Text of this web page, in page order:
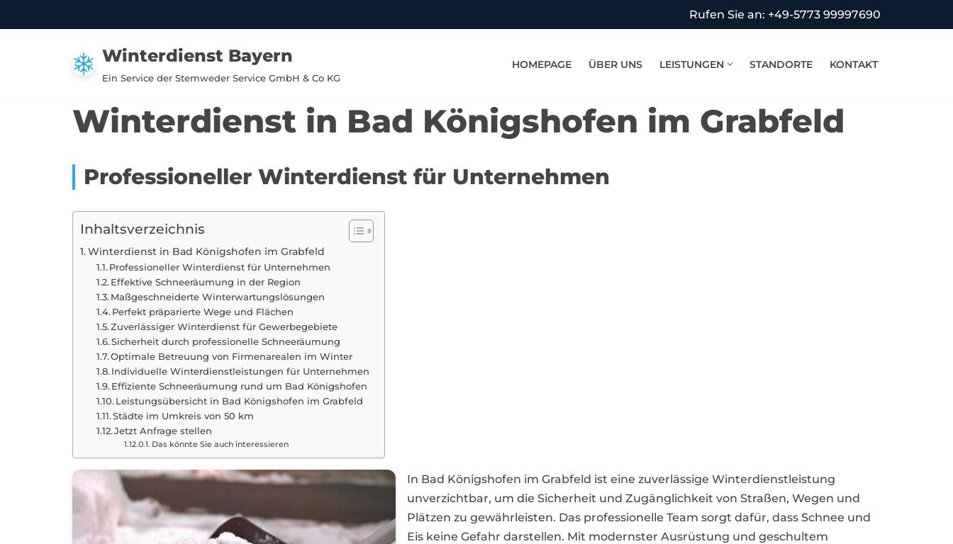
Rufen Sie an: +49-5773 99997690
Winterdienst Bayern
Ein Service der Stemweder Service GmbH & Co KG
HOMEPAGE ÜBER UNS LEISTUNGEN STANDORTE KONTAKT
Winterdienst in Bad Königshofen im Grabfeld
Professioneller Winterdienst für Unternehmen
Inhaltsverzeichnis
Winterdienst in Bad Königshofen im Grabfeld
Professioneller Winterdienst für Unternehmen
Effektive Schneeräumung in der Region
Maßgeschneiderte Winterwartungslösungen
Perfekt präparierte Wege und Flächen
Zuverlässiger Winterdienst für Gewerbegebiete
Sicherheit durch professionelle Schneeräumung
Optimale Betreuung von Firmenarealen im Winter
Individuelle Winterdienstleistungen für Unternehmen
Effiziente Schneeräumung rund um Bad Königshofen
Leistungsübersicht in Bad Königshofen im Grabfeld
Städte im Umkreis von 50 km
Jetzt Anfrage stellen
Das könnte Sie auch interessieren
In Bad Königshofen im Grabfeld ist eine zuverlässige Winterdienstleistung
unverzichtbar, um die Sicherheit und Zugänglichkeit von Straßen, Wegen und
Plätzen zu gewährleisten. Das professionelle Team sorgt dafür, dass Schnee und
Eis keine Gefahr darstellen. Mit modernster Ausrüstung und geschultem